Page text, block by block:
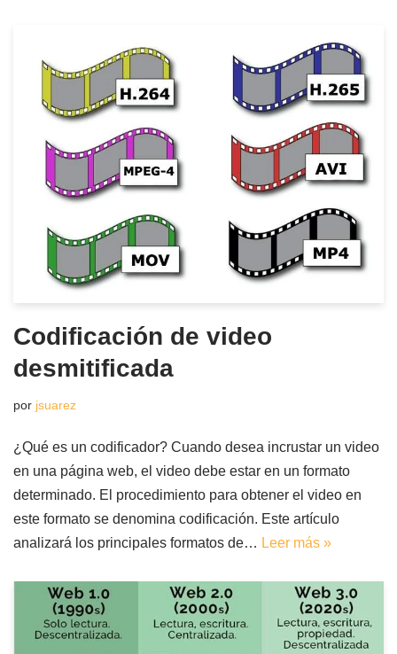
Codificación de video
desmitificada
por jsuarez
¿Qué es un codificador? Cuando desea incrustar un video
en una página web, el video debe estar en un formato
determinado. El procedimiento para obtener el video en
este formato se denomina codificación. Este artículo
analizará los principales formatos de… Leer más »